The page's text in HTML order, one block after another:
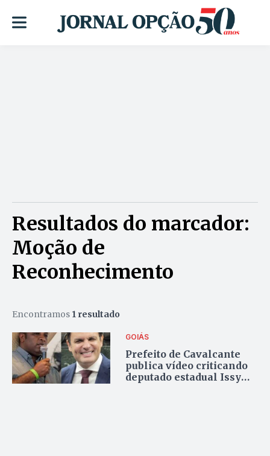
Resultados do marcador:
Moção de
Reconhecimento
Encontramos 1 resultado
GOIÁS
Prefeito de Cavalcante
publica vídeo criticando
deputado estadual Issy